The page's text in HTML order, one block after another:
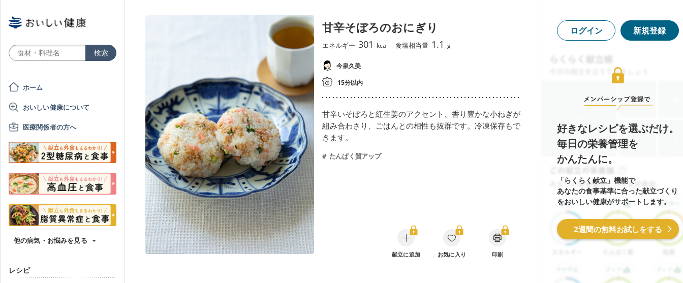
ホーム
おいしい健康について
医療関係者の方へ
他の病気・お悩みを見る
レシピ
甘辛そぼろのおにぎり
エネルギー 301 kcal 食塩相当量 1.1 g
今泉久美
15分以内
甘辛いそぼろと紅生姜のアクセント、香り豊かな小ねぎが
組み合わさり、ごはんとの相性も抜群です。冷凍保存もで
きます。
たんぱく質アップ
献立に追加 お気に入り 印刷
ログイン 新規登録
好きなレシピを選ぶだけ。
毎日の栄養管理を
かんたんに。
「らくらく献立」機能で
あなたの食事基準に合った献立づくり
をおいしい健康がサポートします。
2週間の無料お試しをする